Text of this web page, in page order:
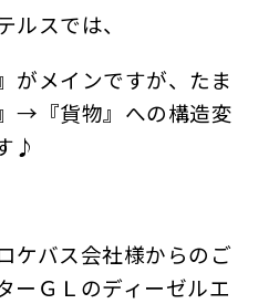
ルスでは、
がメインですが、たま
→『貨物』への構造変
♪
ケバス会社様からのご
ーＧＬのディーゼルエ